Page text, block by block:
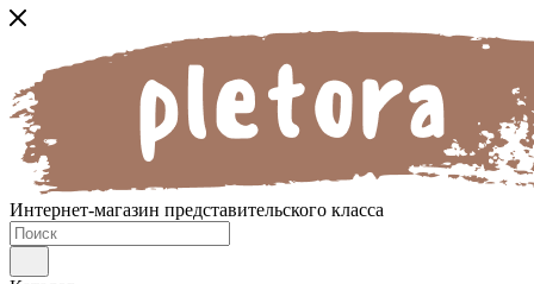
Интернет-магазин представительского класса